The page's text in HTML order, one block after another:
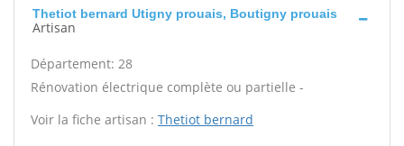
Thetiot bernard Utigny prouais, Boutigny prouais
Artisan
Département: 28
Rénovation électrique complète ou partielle -
Voir la fiche artisan : Thetiot bernard